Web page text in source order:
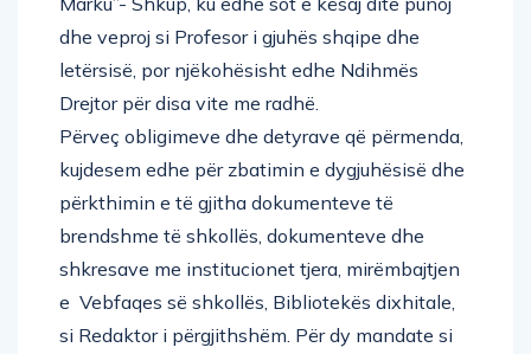
dhe veproj si Profesor i gjuhës shqipe dhe
letërsisë, por njëkohësisht edhe Ndihmës
Drejtor për disa vite me radhë.
Përveç obligimeve dhe detyrave që përmenda,
kujdesem edhe për zbatimin e dygjuhësisë dhe
përkthimin e të gjitha dokumenteve të
brendshme të shkollës, dokumenteve dhe
shkresave me institucionet tjera, mirëmbajtjen
e Vebfaqes së shkollës, Bibliotekës dixhitale,
si Redaktor i përgjithshëm. Për dy mandate si